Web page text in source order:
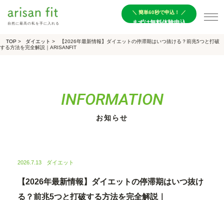
＼ 簡単60秒で申込！ ／
まずは無料体験申込
自然に最高の私を手に入れる
TOP > ダイエット >
【2026年最新情報】ダイエットの停滞期はいつ抜ける？前兆5つと打破
する方法を完全解説｜ARISANFIT
INFORMATION
お知らせ
2026.7.13 ダイエット
【2026年最新情報】ダイエットの停滞期はいつ抜け
る？前兆5つと打破する方法を完全解説｜